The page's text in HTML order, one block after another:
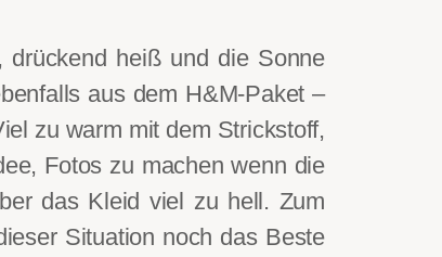
heiß und die Sonne
aus dem H&M-Paket –
zu warm mit dem Strickstoff,
Fotos zu machen wenn die
das Kleid viel zu hell. Zum
Situation noch das Beste